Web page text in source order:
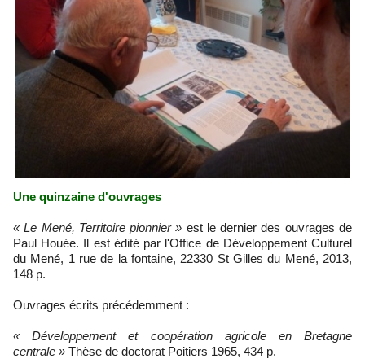
Une quinzaine d'ouvrages
« Le Mené, Territoire pionnier » est le dernier des ouvrages de
Paul Houée. Il est édité par l'Office de Développement Culturel
du Mené, 1 rue de la fontaine, 22330 St Gilles du Mené, 2013,
148 p.
Ouvrages écrits précédemment :
« Développement et coopération agricole en Bretagne
centrale » Thèse de doctorat Poitiers 1965, 434 p.